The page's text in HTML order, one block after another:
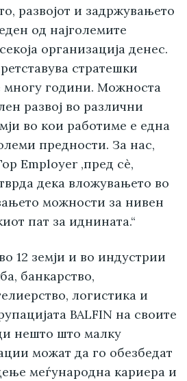
развојот и задржувањето
од најголемите
организација денес.
стратешки
многу години. Можноста
развој во различни
во кои работиме е една
предности. За нас,
Employer ,пред сè,
дека вложувањето во
можности за нивен
пат за иднината.“
12 земји и во индустрии
банкарство,
логистика и
BALFIN на своите
нешто што малку
можат да го обезбедат
меѓународна кариера и